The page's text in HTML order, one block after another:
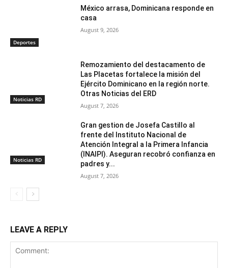
Deportes
México arrasa, Dominicana responde en
casa
August 9, 2026
Noticias RD
Remozamiento del destacamento de
Las Placetas fortalece la misión del
Ejército Dominicano en la región norte.
Otras Noticias del ERD
August 7, 2026
Noticias RD
Gran gestion de Josefa Castillo al
frente del Instituto Nacional de
Atención Integral a la Primera Infancia
(INAIPI). Aseguran recobró confianza en
padres y...
August 7, 2026
LEAVE A REPLY